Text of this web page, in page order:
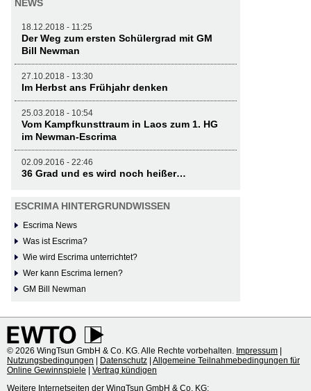
NEWS
18.12.2018 - 11:25
Der Weg zum ersten Schülergrad mit GM
Bill Newman
27.10.2018 - 13:30
Im Herbst ans Frühjahr denken
25.03.2018 - 10:54
Vom Kampfkunsttraum in Laos zum 1. HG
im Newman-Escrima
02.09.2016 - 22:46
36 Grad und es wird noch heißer…
ESCRIMA HINTERGRUNDWISSEN
Escrima News
Was ist Escrima?
Wie wird Escrima unterrichtet?
Wer kann Escrima lernen?
GM Bill Newman
© 2026 WingTsun GmbH & Co. KG. Alle Rechte vorbehalten. Impressum |
Nutzungsbedingungen | Datenschutz | Allgemeine Teilnahmebedingungen für
Online Gewinnspiele | Vertrag kündigen
Weitere Internetseiten der WingTsun GmbH & Co. KG: